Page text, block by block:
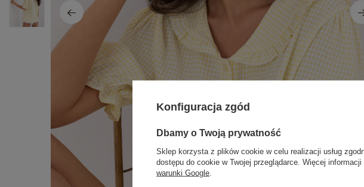
Konfiguracja zgód
Dbamy o Twoją prywatność
Sklep korzysta z plików cookie w celu realizacji usług
dostępu do cookie w Twojej przeglądarce. Więcej
warunki Google